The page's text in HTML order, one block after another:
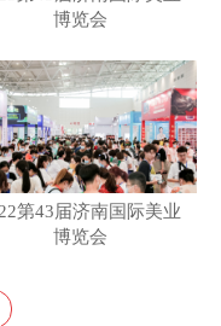
博览会
第43届济南国际美业
博览会